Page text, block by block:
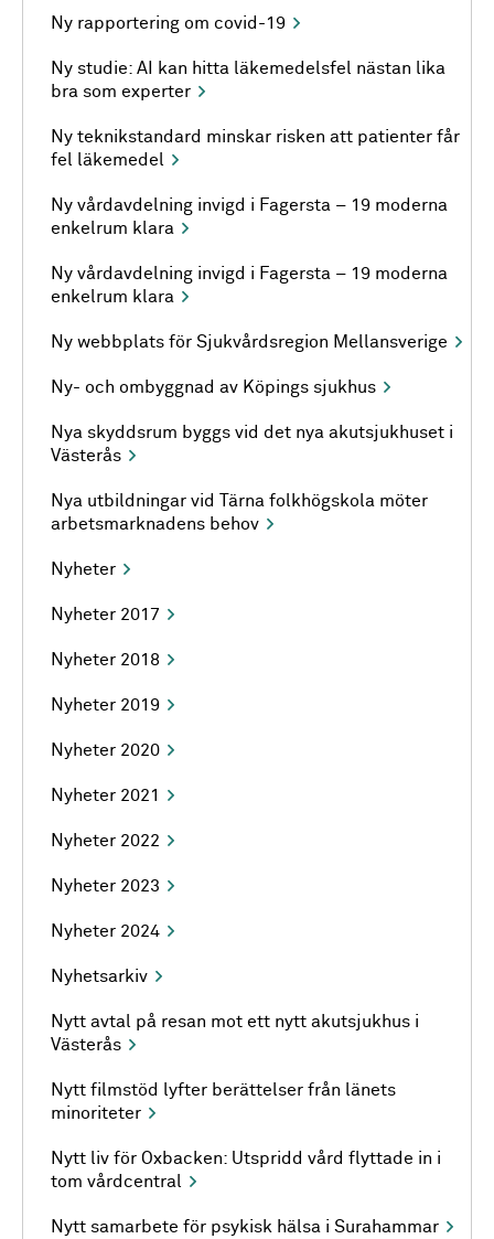
Ny rapportering om covid-19
Ny studie: AI kan hitta läkemedelsfel nästan lika
bra som experter
Ny teknikstandard minskar risken att patienter får
fel läkemedel
Ny vårdavdelning invigd i Fagersta – 19 moderna
enkelrum klara
Ny vårdavdelning invigd i Fagersta – 19 moderna
enkelrum klara
Ny webbplats för Sjukvårdsregion Mellansverige
Ny- och ombyggnad av Köpings sjukhus
Nya skyddsrum byggs vid det nya akutsjukhuset i
Västerås
Nya utbildningar vid Tärna folkhögskola möter
arbetsmarknadens behov
Nyheter
Nyheter 2017
Nyheter 2018
Nyheter 2019
Nyheter 2020
Nyheter 2021
Nyheter 2022
Nyheter 2023
Nyheter 2024
Nyhetsarkiv
Nytt avtal på resan mot ett nytt akutsjukhus i
Västerås
Nytt filmstöd lyfter berättelser från länets
minoriteter
Nytt liv för Oxbacken: Utspridd vård flyttade in i
tom vårdcentral
Nytt samarbete för psykisk hälsa i Surahammar